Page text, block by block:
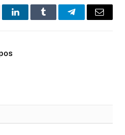
LinkedInTumblr TelegramEmail